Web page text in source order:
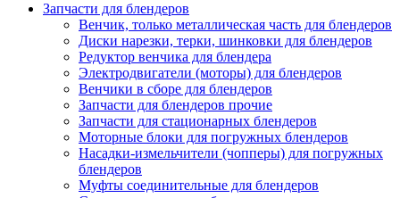
Запчасти для блендеров
Венчик, только металлическая часть для блендеров
Диски нарезки, терки, шинковки для блендеров
Редуктор венчика для блендера
Электродвигатели (моторы) для блендеров
Венчики в сборе для блендеров
Запчасти для блендеров прочие
Запчасти для стационарных блендеров
Моторные блоки для погружных блендеров
Насадки-измельчители (чопперы) для погружных
блендеров
Муфты соединительные для блендеров